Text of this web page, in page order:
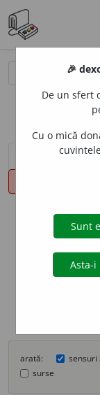
sinteza
info
arată: sensuri
surse
🎉
De un sfert
Cu o mică